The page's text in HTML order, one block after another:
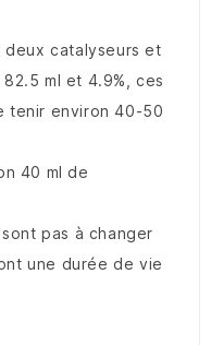
deux catalyseurs et
ml et 4.9%, ces
tenir environ 40-50
40 ml de
pas à changer
une durée de vie